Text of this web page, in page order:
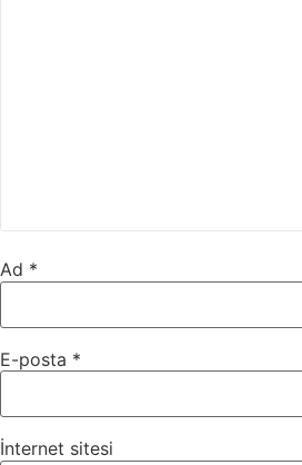
Ad *
E-posta *
İnternet sitesi